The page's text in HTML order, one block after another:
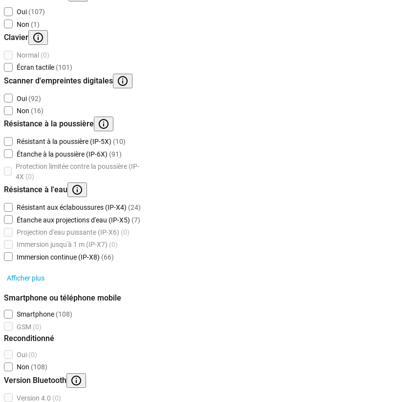
Oui (107)
Non (1)
Clavier
Normal (0)
Écran tactile (101)
Scanner d'empreintes digitales
Oui (92)
Non (16)
Résistance à la poussière
Résistant à la poussière (IP-5X) (10)
Étanche à la poussière (IP-6X) (91)
Protection limitée contre la poussière (IP-
4X (0)
Résistance à l'eau
Résistant aux éclaboussures (IP-X4) (24)
Étanche aux projections d'eau (IP-X5) (7)
Projection d'eau puissante (IP-X6) (0)
Immersion jusqu'à 1 m (IP-X7) (0)
Immersion continue (IP-X8) (66)
Afficher plus
Smartphone ou téléphone mobile
Smartphone (108)
GSM (0)
Reconditionné
Oui (0)
Non (108)
Version Bluetooth
Version 4.0 (0)